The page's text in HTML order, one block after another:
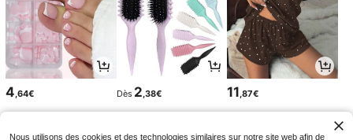
4 ,64€ Dès 2 ,38€ 11 ,87€
Nous utilisons des cookies et des technologies similaires sur notre site web afin de